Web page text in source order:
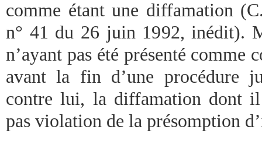
comme étant une diffamation
n° 41 du 26 juin 1992, inédit).
n’ayant pas été présenté comme
avant la fin d’une procédure
contre lui, la diffamation dont il
pas violation de la présomption